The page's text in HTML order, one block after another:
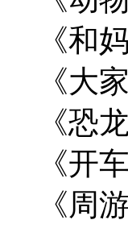
《和
《大
《恐
《开
《周